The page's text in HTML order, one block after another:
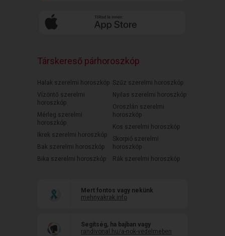
Társkereső párhoroszkóp
Halak szerelmi horoszkóp
Vízöntő szerelmi
horoszkóp
Mérleg szerelmi
horoszkóp
Ikrek szerelmi horoszkóp
Bak szerelmi horoszkóp
Bika szerelmi horoszkóp
Szűz szerelmi horoszkóp
Nyilas szerelmi horoszkóp
Oroszlán szerelmi
horoszkóp
Kos szerelmi horoszkóp
Skorpió szerelmi
horoszkóp
Rák szerelmi horoszkóp
Mert fontos vagy nekünk
mehnyakrak.info
Segítség, ha bajban vagy
randivonal.hu/a-nok-vedelmeben